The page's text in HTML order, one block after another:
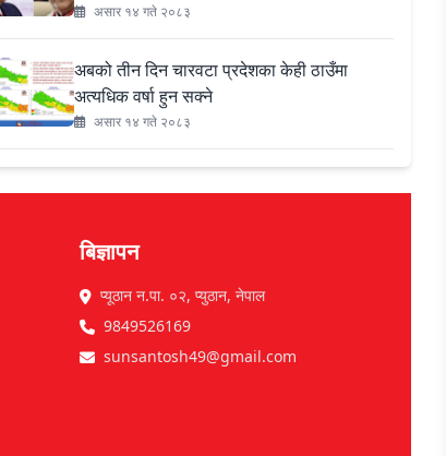
असार १४ गते २०८३
अबको तीन दिन चारवटा प्रदेशका केही ठाउँमा
अत्यधिक वर्षा हुन सक्ने
असार १४ गते २०८३
बिज्ञापन
प्यूठान न.पा. ०२, प्युठान, नेपाल
9849526169
sunsantosh49@gmail.com